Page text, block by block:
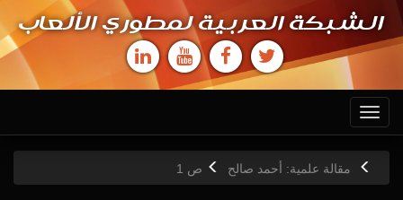
الشبكة العربية لمطوري الألعاب
Toggle
navigation
مقالة علمية: أحمد صالح ص